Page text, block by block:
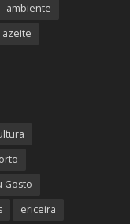
ambiente
azeite
Gosto
ericeira